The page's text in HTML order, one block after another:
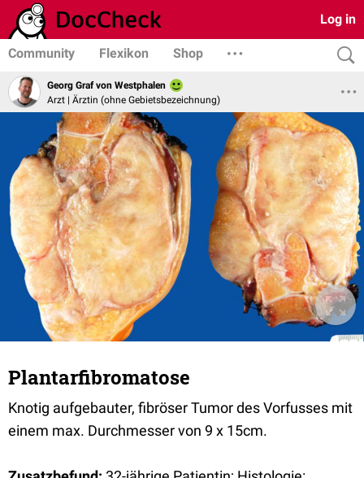
Log in
Community Flexikon Shop
Georg Graf von Westphalen
Arzt | Ärztin (ohne Gebietsbezeichnung)
Plantarfibromatose
Knotig aufgebauter, fibröser Tumor des Vorfusses mit
einem max. Durchmesser von 9 x 15cm.